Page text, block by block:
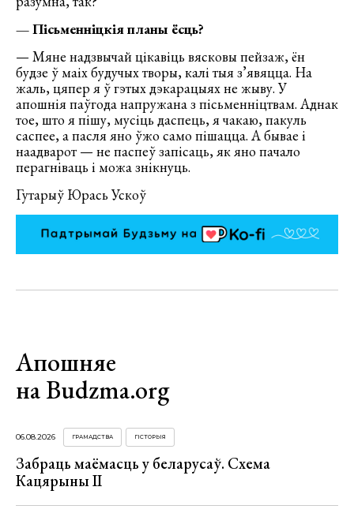
— Пісьменніцкія планы ёсць?
— Мяне надзвычай цікавіць вясковы пейзаж, ён
будзе ў маіх будучых творы, калі тыя з’явяцца. На
жаль, цяпер я ў гэтых дэкарацыях не жыву. У
апошнія паўгода напружана з пісьменніцтвам. Аднак
тое, што я пішу, мусіць даспець, я чакаю, пакуль
саспее, а пасля яно ўжо само пішацца. А бывае і
наадварот — не паспеў запісаць, як яно пачало
перагніваць і можа знікнуць.
Гутарыў Юрась Ускоў
Апошняе
на Budzma.org
06.08.2026 ГРАМАДСТВА ГІСТОРЫЯ
Забраць маёмасць у беларусаў. Схема
Кацярыны ІІ